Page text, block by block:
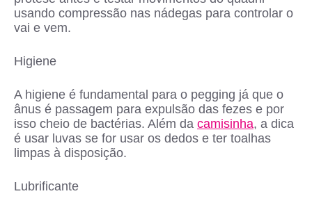
usando compressão nas nádegas para controlar o
vai e vem.
Higiene
A higiene é fundamental para o pegging já que o
ânus é passagem para expulsão das fezes e por
isso cheio de bactérias. Além da camisinha, a dica
é usar luvas se for usar os dedos e ter toalhas
limpas à disposição.
Lubrificante